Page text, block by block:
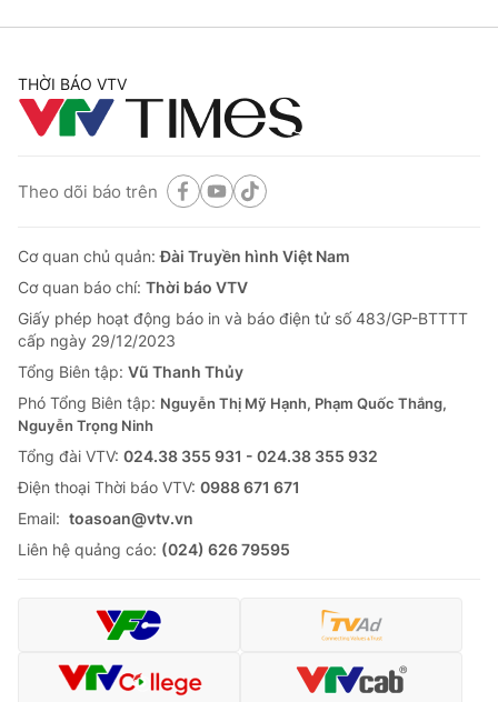
THỜI BÁO VTV
Theo dõi báo trên
Cơ quan chủ quản:Đài Truyền hình Việt Nam
Cơ quan báo chí: Thời báo VTV
Giấy phép hoạt động báo in và báo điện tử số 483/GP-BTTTT
cấp ngày 29/12/2023
Tổng Biên tập: Vũ Thanh Thủy
Phó Tổng Biên tập: Nguyễn Thị Mỹ Hạnh, Phạm Quốc Thắng,
Nguyễn Trọng Ninh
Tổng đài VTV: 024.38 355 931 - 024.38 355 932
Ðiện thoại Thời báo VTV: 0988 671 671
Email: toasoan@vtv.vn
Liên hệ quảng cáo: (024) 626 79595